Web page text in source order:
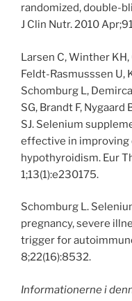
randomized, double-
J Clin Nutr. 2010
Larsen C, Winther
Feldt-Rasmusssen U,
Schomburg L,
SG, Brandt F, Nygaard
SJ. Selenium
effective in
hypothyroidism. Eur
1;13(1):e230175.
Schomburg L.
pregnancy, severe
trigger for
8;22(16):8532.
Informationerne i